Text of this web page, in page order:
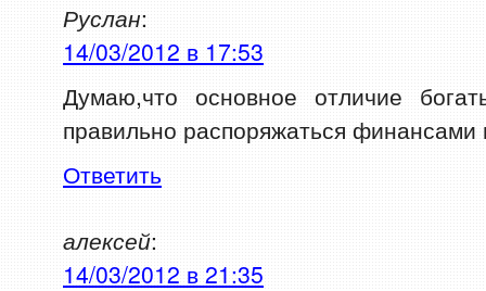
Руслан:
14/03/2012 в 17:53
Думаю,что основное отличие
правильно распоряжаться
Ответить
алексей:
14/03/2012 в 21:35